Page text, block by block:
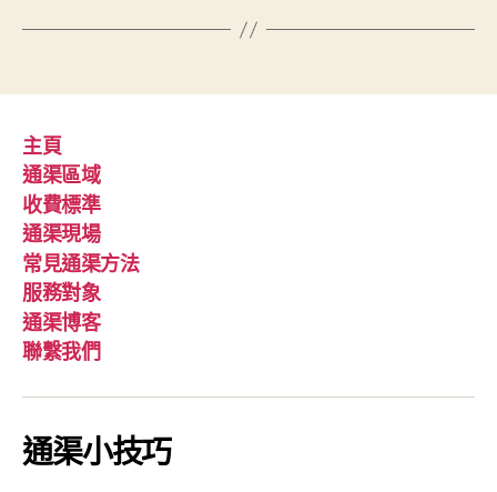
主頁
通渠區域
收費標準
通渠現場
常見通渠方法
服務對象
通渠博客
聯繫我們
通渠小技巧